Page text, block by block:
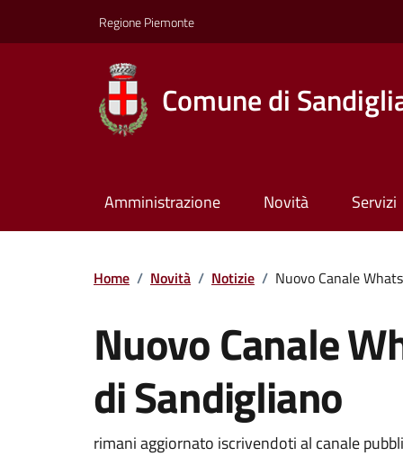
Regione Piemonte
Comune di
Amministrazione Novità Servizi
Home / Novità / Notizie / Nuovo Canale
Nuovo Canale
di Sandigliano
rimani aggiornato iscrivendoti al canale